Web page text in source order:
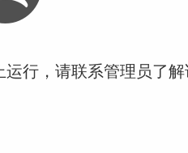
行，请联系管理员了